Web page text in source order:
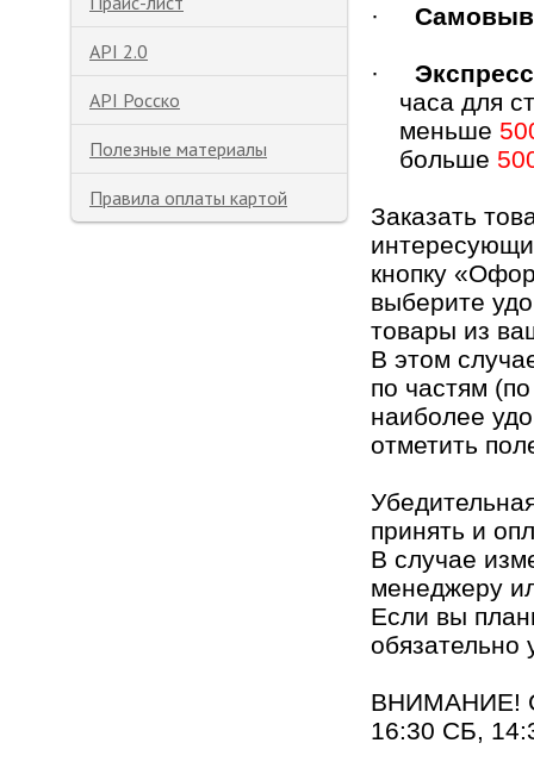
API 2.0
API Росско
Полезные материалы
Правила оплаты картой
·
·
часа для
меньше
больше
Заказать
кнопку
выберите
товары из
В этом
по частям
наиболее
отметить
принять и
В случае
менеджеру
Если вы
обязательно
ВНИМАНИЕ!
16:30 СБ,